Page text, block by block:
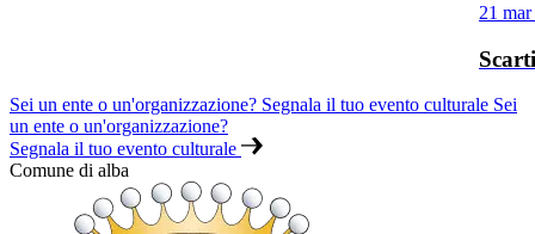
21
Sei un ente o un'organizzazione? Segnala il tuo evento culturale Sei
un ente o un'organizzazione?
Segnala il tuo evento culturale
Comune di alba